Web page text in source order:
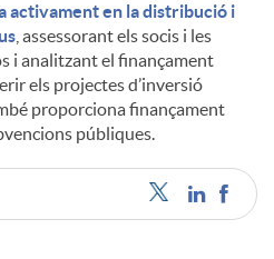
activament en la distribució i
, assessorant els socis i les
i analitzant el finançament
els projectes d’inversió
proporciona finançament
públiques.